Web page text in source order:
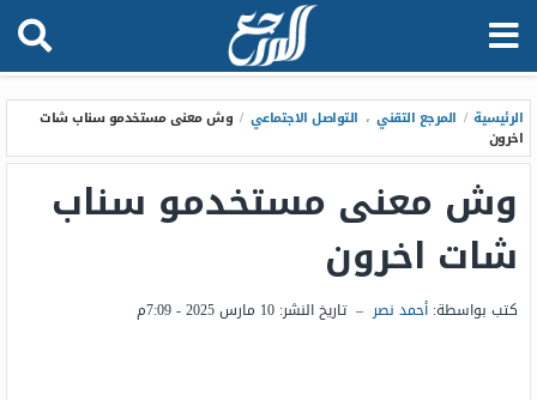
الرئيسية / المرجع التقني ، التواصل الاجتماعي / وش معنى مستخدمو سناب شات
اخرون
وش معنى مستخدمو سناب
شات اخرون
كتب بواسطة: أحمد نصر – تاريخ النشر: 10 مارس 2025 - 7:09م